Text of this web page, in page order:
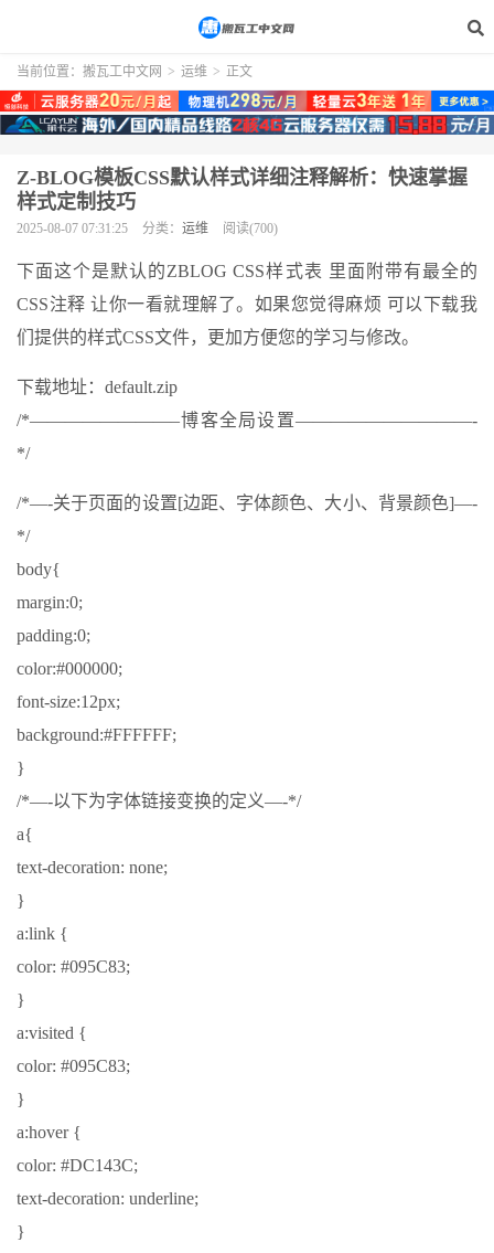
当前位置： 搬瓦工中文网 > 运维 > 正文
Z-BLOG模板CSS默认样式详细注释解析：快速掌握
样式定制技巧
2025-08-07 07:31:25 分类： 运维 阅读(700)
下面这个是默认的ZBLOG CSS样式表 里面附带有最全的
CSS注释 让你一看就理解了。如果您觉得麻烦 可以下载我
们提供的样式CSS文件，更加方便您的学习与修改。
下载地址：default.zip
/*————————–博客全局设置——————————-
*/
/*—-关于页面的设置[边距、字体颜色、大小、背景颜色]—-
*/
body{
margin:0;
padding:0;
color:#000000;
font-size:12px;
background:#FFFFFF;
}
/*—-以下为字体链接变换的定义—-*/
a{
text-decoration: none;
}
a:link {
color: #095C83;
}
a:visited {
color: #095C83;
}
a:hover {
color: #DC143C;
text-decoration: underline;
}